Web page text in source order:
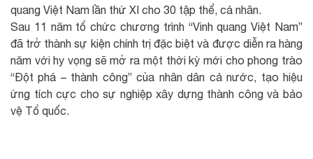
quang Việt Nam lần thứ XI cho 30 tập thể, cá nhân.
Sau 11 năm tổ chức chương trình “Vinh quang Việt Nam”
đã trở thành sự kiện chính trị đặc biệt và được diễn ra hàng
năm với hy vọng sẽ mở ra một thời kỳ mới cho phong trào
“Đột phá – thành công” của nhân dân cả nước, tạo hiệu
ứng tích cực cho sự nghiệp xây dựng thành công và bảo
vệ Tổ quốc.